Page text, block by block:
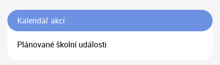
Kalendář akcí
Plánované školní události